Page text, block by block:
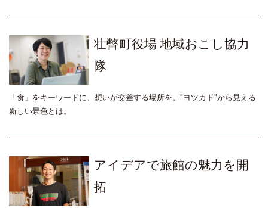
壮瞥町役場 地域おこし協力
隊
「食」をキーワードに、想いが交差する場所を。"ヨツカド"から見える
新しい景色とは。
アイデアで旅館の魅力を開
拓